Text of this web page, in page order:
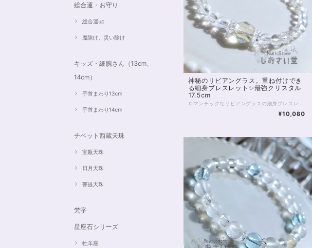
総合運・お守り
総合運up
魔除け、災い除け
キッズ・細腕さん（13cm、
14cm）
手首まわり13cm
手首まわり14cm
チベット西蔵天珠
宝瓶天珠
日月天珠
菩提天珠
梵字
星座石シリーズ
牡羊座
神秘のリビアングラス。重ね付けでき
る細身ブレスレット✨最強クリスタル
17.5cm
¥10,080